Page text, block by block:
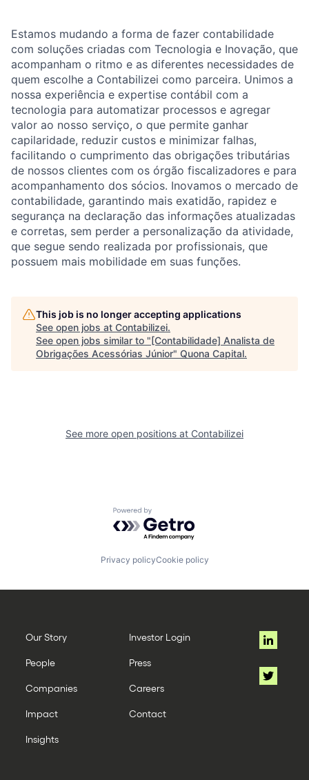
Estamos mudando a forma de fazer contabilidade
com soluções criadas com Tecnologia e Inovação, que
acompanham o ritmo e as diferentes necessidades de
quem escolhe a Contabilizei como parceira. Unimos a
nossa experiência e expertise contábil com a
tecnologia para automatizar processos e agregar
valor ao nosso serviço, o que permite ganhar
capilaridade, reduzir custos e minimizar falhas,
facilitando o cumprimento das obrigações tributárias
de nossos clientes com os órgão fiscalizadores e para
acompanhamento dos sócios. Inovamos o mercado de
contabilidade, garantindo mais exatidão, rapidez e
segurança na declaração das informações atualizadas
e corretas, sem perder a personalização da atividade,
que segue sendo realizada por profissionais, que
possuem mais mobilidade em suas funções.
This job is no longer accepting applications
See open jobs at Contabilizei.
See open jobs similar to "[Contabilidade] Analista de
Obrigações Acessórias Júnior" Quona Capital.
See more open positions at Contabilizei
Powered by Getro.com
Privacy policyCookie policy
Our Story
People
Companies
Impact
Insights
Investor Login
Press
Careers
Contact